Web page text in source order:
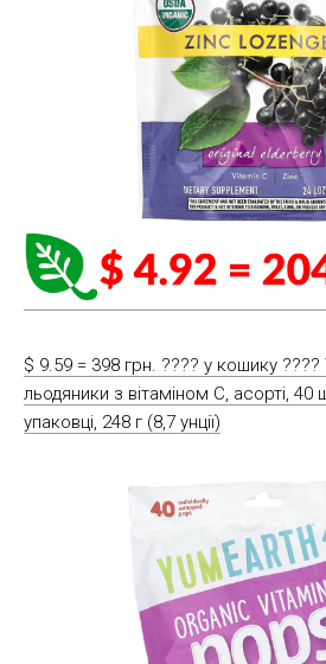
$ 9.59 = 398 грн. ????️ у кошику ????️
льодяники з вітаміном C, асорті, 40
упаковці, 248 г (8,7 унції)